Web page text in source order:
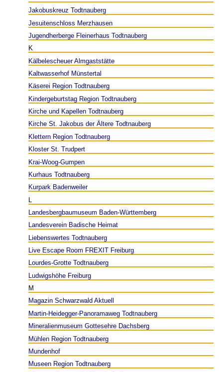
Jakobuskreuz Todtnauberg
Jesuitenschloss Merzhausen
Jugendherberge Fleinerhaus Todtnauberg
K
Kälbelescheuer Almgaststätte
Kaltwasserhof Münstertal
Käserei Region Todtnauberg
Kindergeburtstag Region Todtnauberg
Kirche und Kapellen Todtnauberg
Kirche St. Jakobus der Ältere Todtnauberg
Klettern Region Todtnauberg
Kloster St. Trudpert
Krai-Woog-Gumpen
Kurhaus Todtnauberg
Kurpark Badenweiler
L
Landesbergbaumuseum Baden-Württemberg
Landesverein Badische Heimat
Liebenswertes Todtnauberg
Live Escape Room FREXIT Freiburg
Lourdes-Grotte Todtnauberg
Ludwigshöhe Freiburg
M
Magazin Schwarzwald Aktuell
Martin-Heidegger-Panoramaweg Todtnauberg
Mineralienmuseum Gottesehre Dachsberg
Mühlen Region Todtnauberg
Mundenhof
Museen Region Todtnauberg